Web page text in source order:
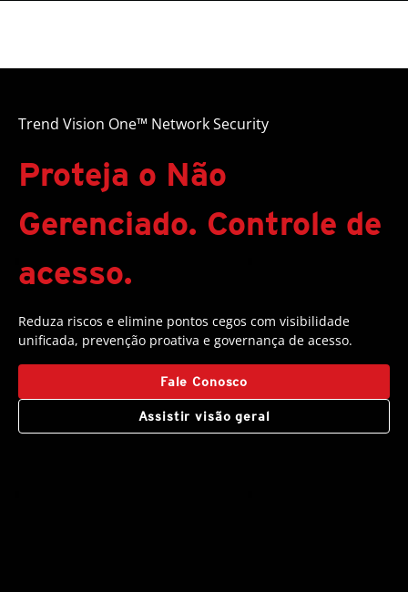
Trend Vision One™ Network Security
Proteja o Não
Gerenciado. Controle de
acesso.
Reduza riscos e elimine pontos cegos com visibilidade
unificada, prevenção proativa e governança de acesso.
Fale Conosco
Assistir visão geral